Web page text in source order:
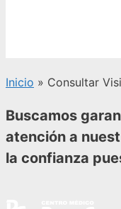
Inicio » Consultar
Buscamos
atención a
la confianza